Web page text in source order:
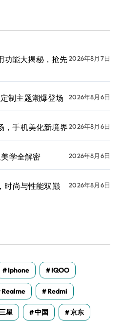
功能大揭秘，抢先2026年8月7日
制主题潮爆登场 2026年8月6日
，手机美化新境界2026年8月6日
学全解密 2026年8月6日
时尚与性能双巅
2026年8月6日
Iphone IQOO
Realme Redmi
星 中国 京东